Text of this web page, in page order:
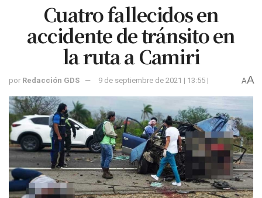
Cuatro fallecidos en
accidente de tránsito en
la ruta a Camiri
por Redacción GDS 9 de septiembre de 2021 | 13:55 | AA